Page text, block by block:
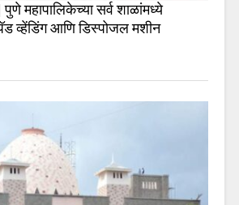
महापालिकेच्या सर्व शाळांमध्ये
व्हेंडिंग आणि डिस्पोजल मशीन